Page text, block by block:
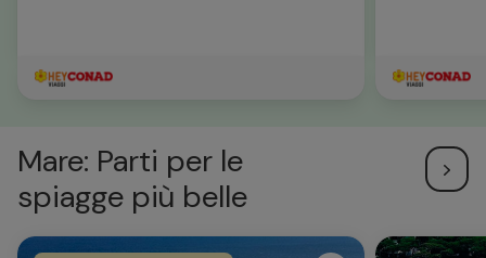
Mare: Parti per le
spiagge più belle